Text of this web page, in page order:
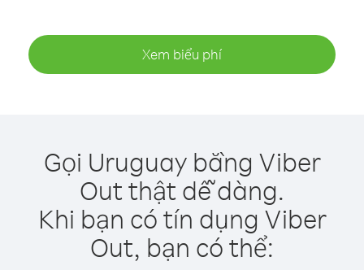
Xem biểu phí
Gọi Uruguay bằng Viber
Out thật dễ dàng.
Khi bạn có tín dụng Viber
Out, bạn có thể: